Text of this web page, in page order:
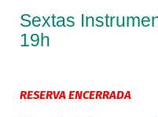
Sextas
19h
RESERVA ENCERRADA